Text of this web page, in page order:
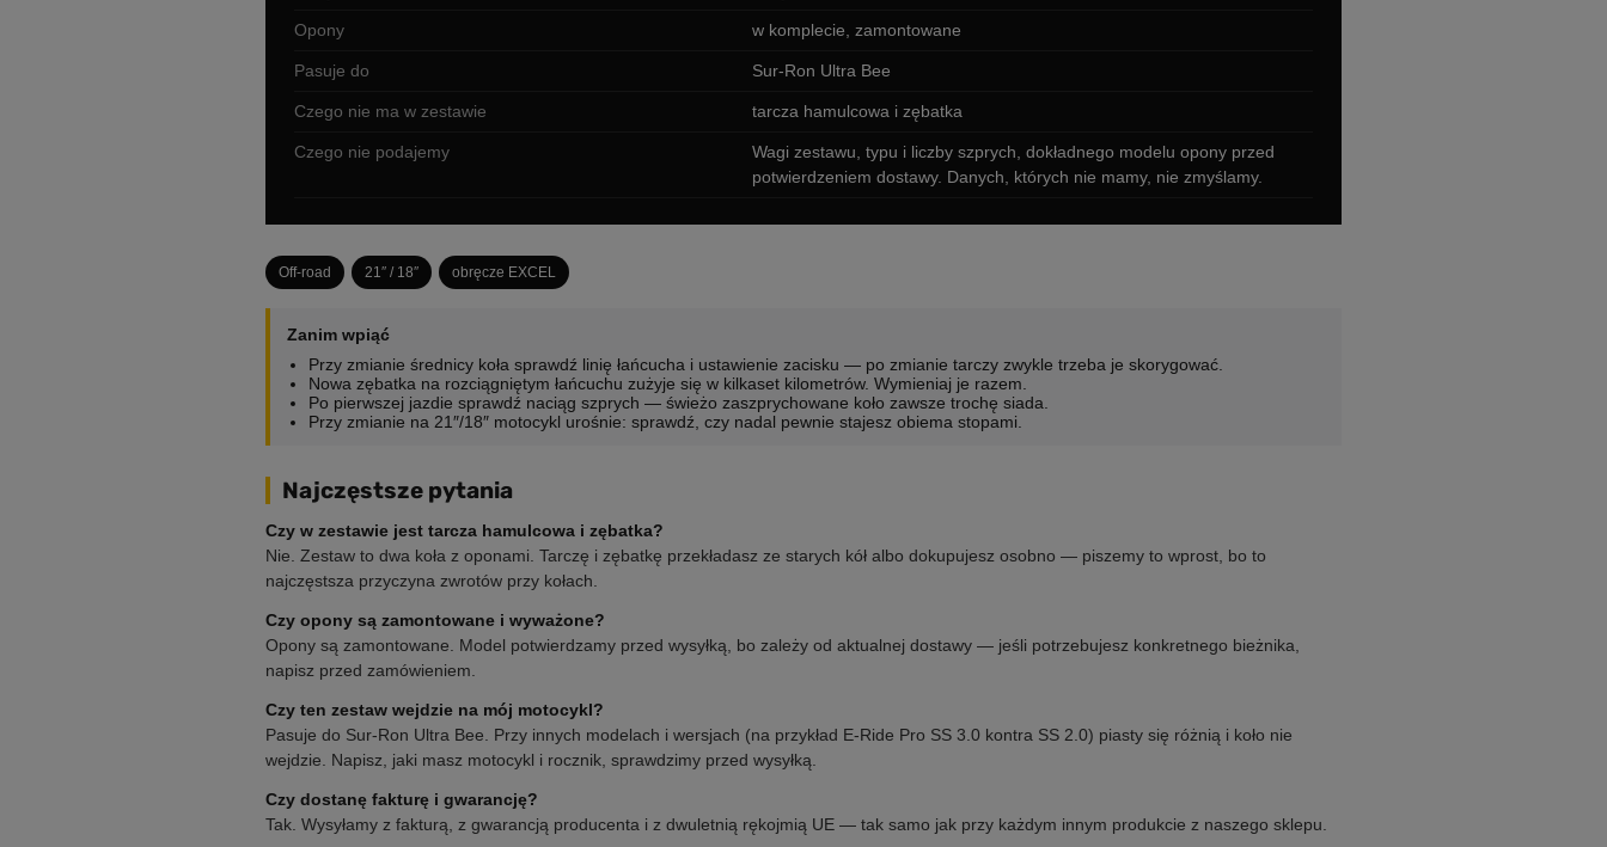
Opony w komplecie, zamontowane
Pasuje do Sur-Ron Ultra Bee
Czego nie ma w zestawie tarcza hamulcowa i zębatka
Czego nie podajemy
Wagi zestawu, typu i liczby szprych, dokładnego modelu opony przed
potwierdzeniem dostawy. Danych, których nie mamy, nie zmyślamy.
Off-road 21″ / 18″ obręcze EXCEL
Zanim wpiąć
Przy zmianie średnicy koła sprawdź linię łańcucha i ustawienie zacisku — po zmianie tarczy zwykle trzeba je skorygować.
Nowa zębatka na rozciągniętym łańcuchu zużyje się w kilkaset kilometrów. Wymieniaj je razem.
Po pierwszej jazdie sprawdź naciąg szprych — świeżo zaszprychowane koło zawsze trochę siada.
Przy zmianie na 21″/18″ motocykl urośnie: sprawdź, czy nadal pewnie stajesz obiema stopami.
Najczęstsze pytania
Czy w zestawie jest tarcza hamulcowa i zębatka?
Nie. Zestaw to dwa koła z oponami. Tarczę i zębatkę przekładasz ze starych kół albo dokupujesz osobno — piszemy to wprost, bo to
najczęstsza przyczyna zwrotów przy kołach.
Czy opony są zamontowane i wyważone?
Opony są zamontowane. Model potwierdzamy przed wysyłką, bo zależy od aktualnej dostawy — jeśli potrzebujesz konkretnego bieżnika,
napisz przed zamówieniem.
Czy ten zestaw wejdzie na mój motocykl?
Pasuje do Sur-Ron Ultra Bee. Przy innych modelach i wersjach (na przykład E-Ride Pro SS 3.0 kontra SS 2.0) piasty się różnią i koło nie
wejdzie. Napisz, jaki masz motocykl i rocznik, sprawdzimy przed wysyłką.
Czy dostanę fakturę i gwarancję?
Tak. Wysyłamy z fakturą, z gwarancją producenta i z dwuletnią rękojmią UE — tak samo jak przy każdym innym produkcie z naszego sklepu.